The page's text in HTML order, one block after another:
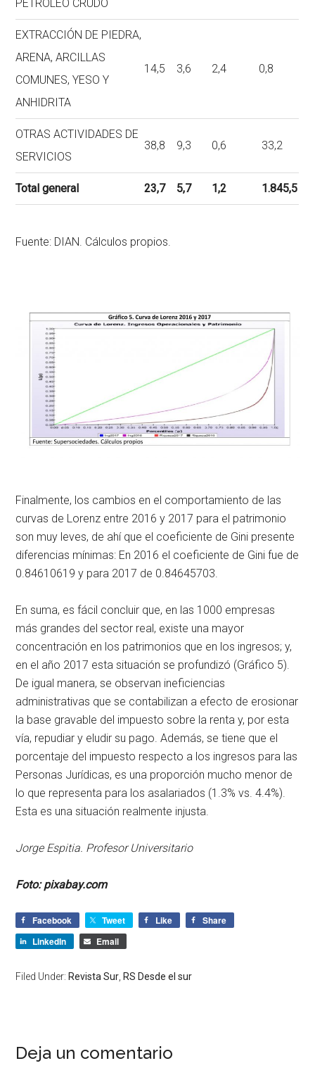
PETRÓLEO CRUDO
EXTRACCIÓN DE PIEDRA,
ARENA, ARCILLAS
COMUNES, YESO Y
ANHIDRITA
14,5 3,6 2,4 0,8
OTRAS ACTIVIDADES DE
SERVICIOS
38,8 9,3 0,6 33,2
Total general 23,7 5,7 1,2 1.845,5
Fuente: DIAN. Cálculos propios.
Finalmente, los cambios en el comportamiento de las
curvas de Lorenz entre 2016 y 2017 para el patrimonio
son muy leves, de ahí que el coeficiente de Gini presente
diferencias mínimas: En 2016 el coeficiente de Gini fue de
0.84610619 y para 2017 de 0.84645703.
En suma, es fácil concluir que, en las 1000 empresas
más grandes del sector real, existe una mayor
concentración en los patrimonios que en los ingresos; y,
en el año 2017 esta situación se profundizó (Gráfico 5).
De igual manera, se observan ineficiencias
administrativas que se contabilizan a efecto de erosionar
la base gravable del impuesto sobre la renta y, por esta
vía, repudiar y eludir su pago. Además, se tiene que el
porcentaje del impuesto respecto a los ingresos para las
Personas Jurídicas, es una proporción mucho menor de
lo que representa para los asalariados (1.3% vs. 4.4%).
Esta es una situación realmente injusta.
Jorge Espitia. Profesor Universitario
Foto: pixabay.com
Facebook Tweet Like
Share
LinkedIn
Email
Filed Under: Revista Sur, RS Desde el sur
Deja un comentario